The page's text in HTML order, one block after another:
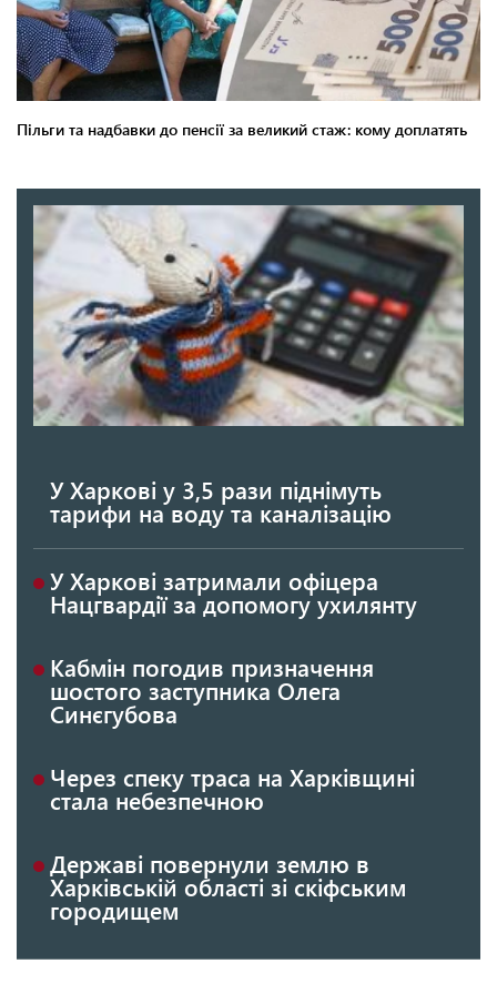
У Харкові у 3,5 рази піднімуть
тарифи на воду та каналізацію
У Харкові затримали офіцера
Нацгвардії за допомогу ухилянту
Кабмін погодив призначення
шостого заступника Олега
Синєгубова
Через спеку траса на Харківщині
стала небезпечною
Державі повернули землю в
Харківській області зі скіфським
городищем